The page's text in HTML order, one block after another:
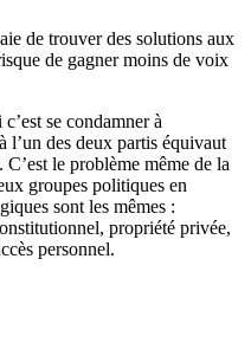
de trouver des solutions aux
de gagner moins de voix
se condamner à
l’un des deux partis équivaut
le problème même de la
groupes politiques en
sont les mêmes :
propriété privée,
personnel.